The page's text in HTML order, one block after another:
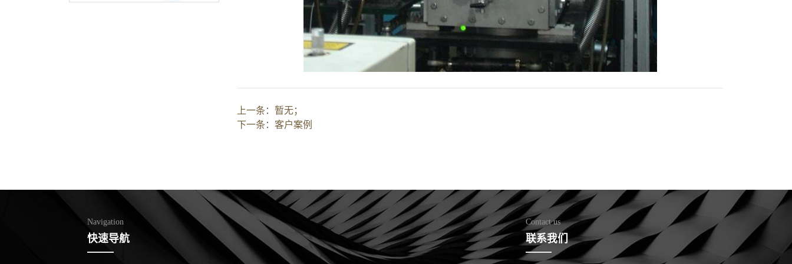
上一条： 暂无；
下一条： 客户案例
Navigation
快速导航
Contact us
联系我们